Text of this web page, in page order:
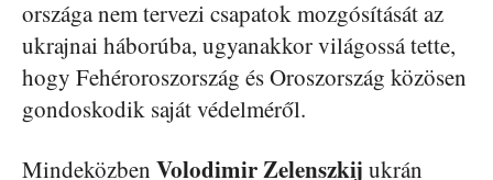
országa nem tervezi csapatok mozgósítását az
ukrajnai háborúba, ugyanakkor világossá tette,
hogy Fehéroroszország és Oroszország közösen
gondoskodik saját védelméről.
Mindeközben Volodimir Zelenszkij ukrán